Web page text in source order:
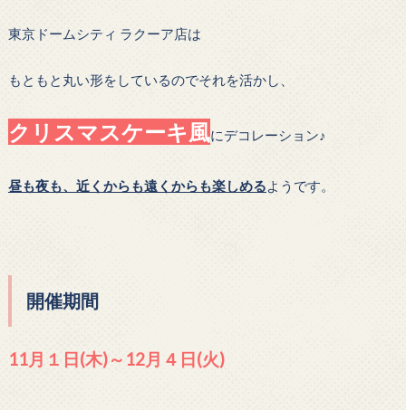
東京ドームシティ ラクーア店は
もともと丸い形をしているのでそれを活かし、
クリスマスケーキ風にデコレーション♪
昼も夜も、近くからも遠くからも楽しめるようです。
開催期間
11月１日(木)～12月４日(火)